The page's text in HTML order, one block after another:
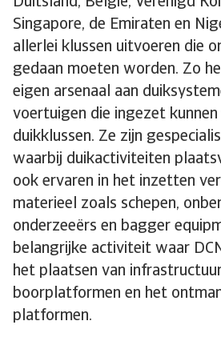
Singapore, de Emiraten en
allerlei klussen uitvoeren die
gedaan moeten worden. Zo
eigen arsenaal aan
voertuigen die ingezet
duikklussen. Ze zijn
waarbij duikactiviteiten
ook ervaren in het inzetten
materieel zoals schepen,
onderzeeërs en bagger
belangrijke activiteit waar
het plaatsen van
boorplatformen en het
platformen.